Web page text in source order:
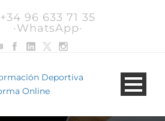
+34 96 633 71 35
·WhatsApp·